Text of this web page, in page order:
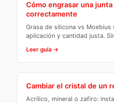
Cómo engrasar una
correctamente
Grasa de silicona vs Moebius
aplicación y cantidad justa.
Leer guía →
Cambiar el cristal de un
Acrílico, mineral o zafiro: